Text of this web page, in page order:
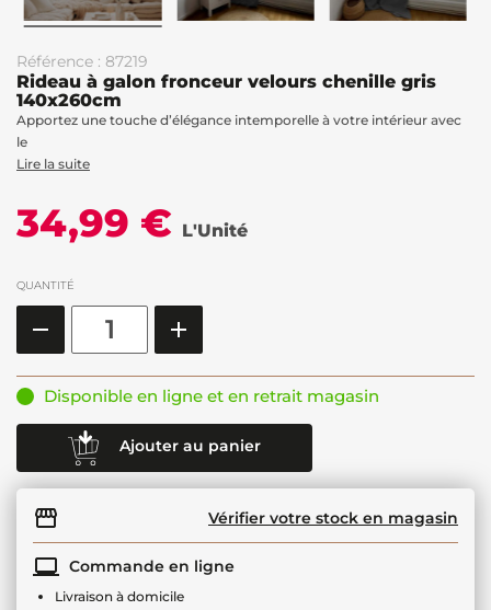
Référence : 87219
Rideau à galon fronceur velours chenille gris
140x260cm
Apportez une touche d’élégance intemporelle à votre intérieur avec
le
Lire la suite
34,99 € L'Unité
QUANTITÉ
Disponible en ligne et en retrait magasin
Ajouter au panier
Vérifier votre stock en magasin
Commande en ligne
Livraison à domicile